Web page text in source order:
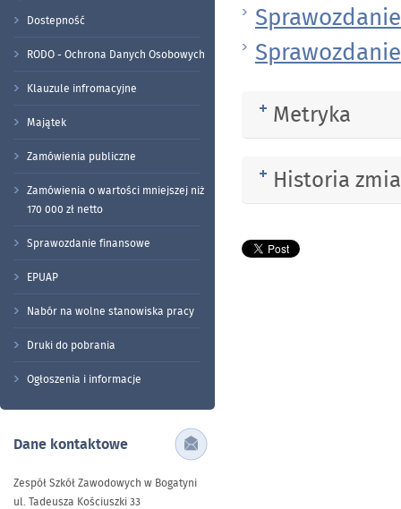
Dostepność
RODO - Ochrona Danych Osobowych
Klauzule infromacyjne
Majątek
Zamówienia publiczne
Zamówienia o wartości mniejszej niż
170 000 zł netto
Sprawozdanie finansowe
EPUAP
Nabór na wolne stanowiska pracy
Druki do pobrania
Ogłoszenia i informacje
Dane kontaktowe
Zespół Szkół Zawodowych w Bogatyni
ul. Tadeusza Kościuszki 33
Rozwiń
Metryka
Rozwiń
Historia